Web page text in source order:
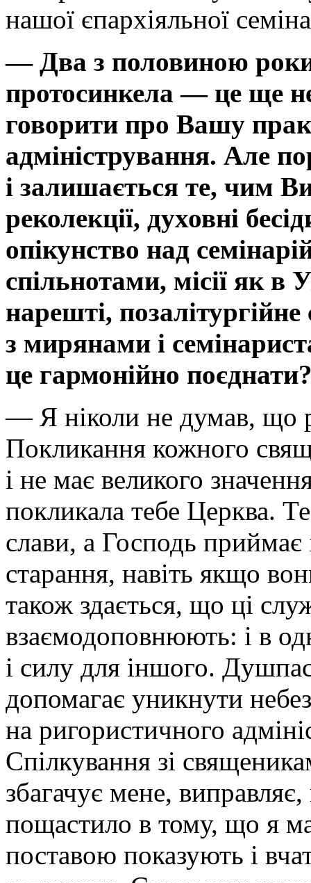
нашої єпархіяльної
— Два з половиною роки
протосинкела — це ще
говорити про Вашу
адміністрування. Але
і залишається те, чим
реколекції, духовні
опікунство над
спільнотами, місії як в
нарешті,
з мирянами і
це гармонійно
— Я ніколи не думав, що
Покликання кожного
і не має великого
покликала тебе Церква.
слави, а Господь приймає
старання, навіть якщо
також здається, що ці
взаємодоповнюють: і в
і силу для іншого.
допомагає уникнути
на ригористичного
Спілкування зі
збагачує мене,
пощастило в тому, що я
поставою показують і